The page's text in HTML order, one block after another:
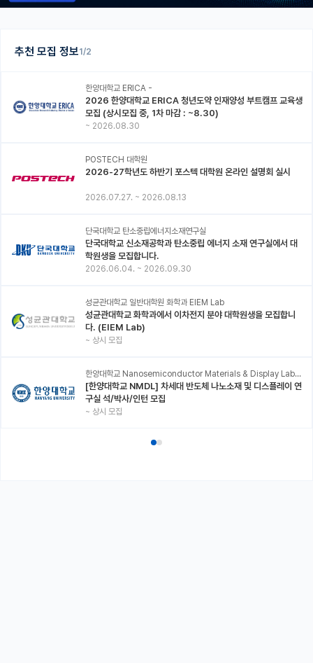
추천 모집 정보1/2
한양대학교 ERICA -
2026 한양대학교 ERICA 청년도약 인재양성 부트캠프 교육생
모집 (상시모집 중, 1차 마감 : ~8.30)
~ 2026.08.30
POSTECH 대학원
2026-27학년도 하반기 포스텍 대학원 온라인 설명회 실시
2026.07.27. ~ 2026.08.13
단국대학교 탄소중립에너지소재연구실
단국대학교 신소재공학과 탄소중립 에너지 소재 연구실에서 대
학원생을 모집합니다.
2026.06.04. ~ 2026.09.30
성균관대학교 일반대학원 화학과 EIEM Lab
성균관대학교 화학과에서 이차전지 분야 대학원생을 모집합니
다. (EIEM Lab)
~ 상시 모집
한양대학교 Nanosemiconductor Materials & Display Laboratory
[한양대학교 NMDL] 차세대 반도체 나노소재 및 디스플레이 연
구실 석/박사/인턴 모집
~ 상시 모집